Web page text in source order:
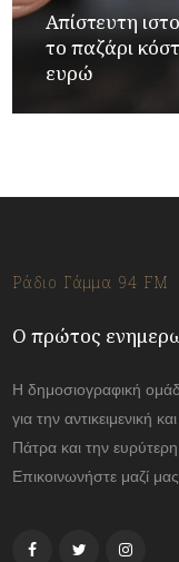
Απίστευτη
το παζάρι
ευρώ
Ράδιο Γάμμα 94 FM
Ο πρώτος
Η δημοσιογραφική
για την αντικειμενική
Πάτρα και την
Επικοινωνήστε μαζί